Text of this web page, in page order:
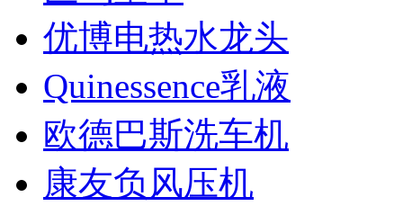
优博电热水龙头
Quinessence乳液
欧德巴斯洗车机
康友负风压机